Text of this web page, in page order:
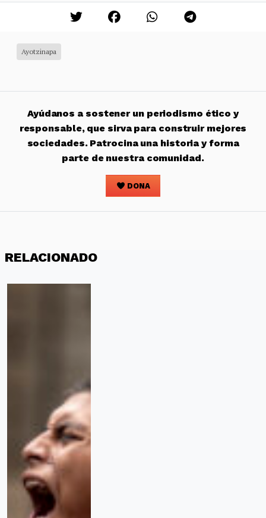
Ayotzinapa
Ayúdanos a sostener un periodismo ético y
responsable, que sirva para construir mejores
sociedades. Patrocina una historia y forma
parte de nuestra comunidad.
DONA
RELACIONADO